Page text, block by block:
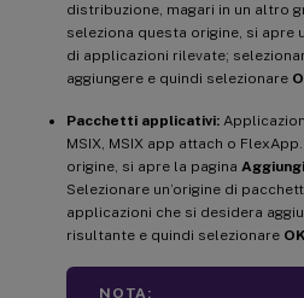
distribuzione, magari in un altro
seleziona questa origine, si apre
di applicazioni rilevate;
aggiungere e quindi selezionare
Pacchetti applicativi:
MSIX, MSIX app attach o
origine, si apre la pagina
Selezionare un’origine di
applicazioni che si desidera
risultante e quindi selezionare OK
NOTA: